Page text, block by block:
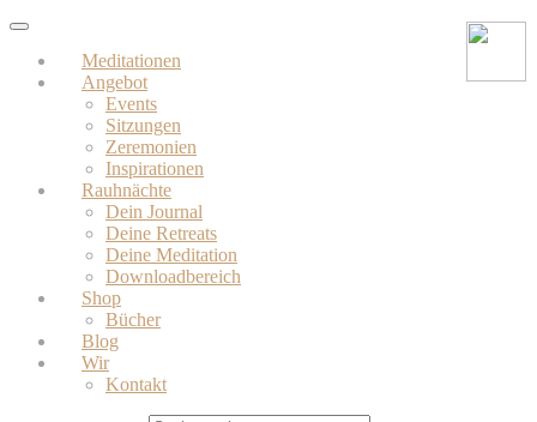
Skip
main
content
Toggle
navigationMeditationen
Angebot
Events
Sitzungen
Zeremonien
Inspirationen
Rauhnächte
Dein Journal
Deine Retreats
Deine Meditation
Downloadbereich
Shop
Bücher
Blog
Wir
Kontakt